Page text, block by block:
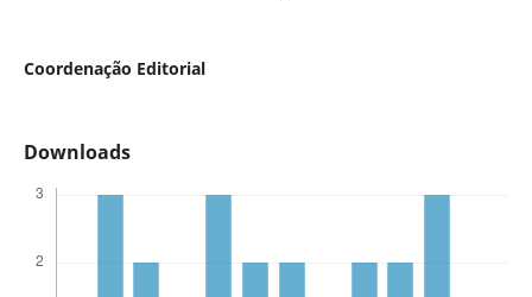
Coordenação Editorial
Downloads